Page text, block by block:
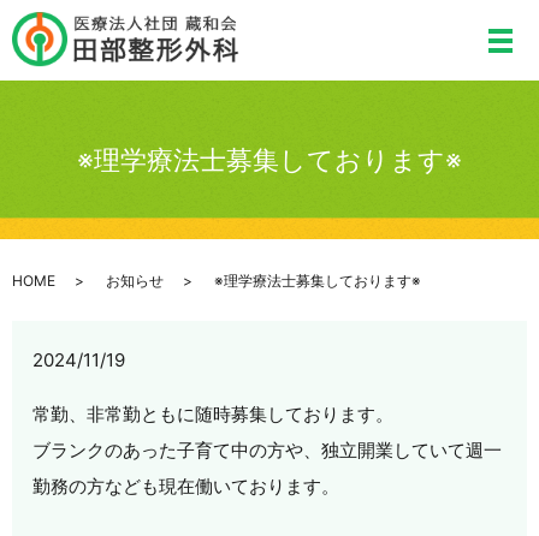
※理学療法士募集しております※
HOME お知らせ ※理学療法士募集しております※
2024/11/19
常勤、非常勤ともに随時募集しております。
ブランクのあった子育て中の方や、独立開業していて週一
勤務の方なども現在働いております。